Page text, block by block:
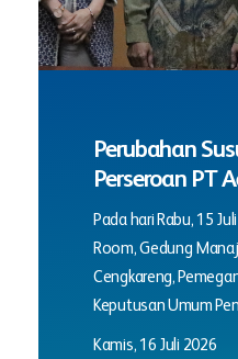
Perubahan
Perseroan PT
Pada hari Rabu, 15
Room, Gedung
Cengkareng,
Keputusan Umum
Kamis, 16 Juli 2026